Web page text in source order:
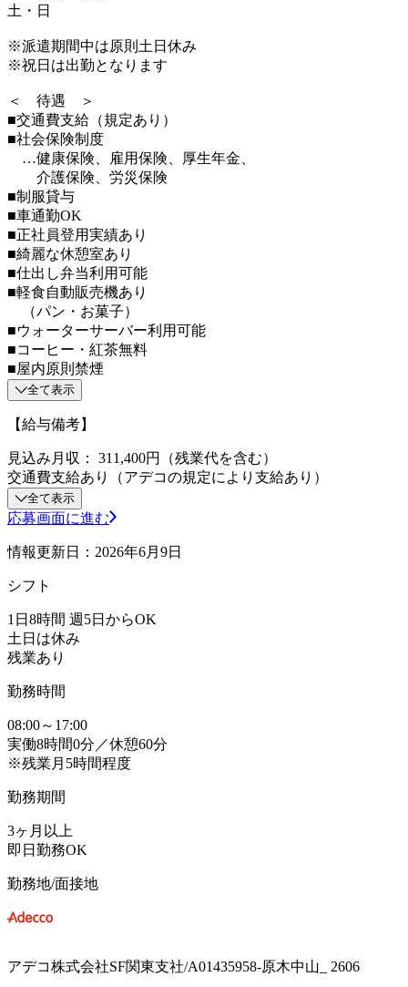
土・日
※派遣期間中は原則土日休み
※祝日は出勤となります
＜ 待遇 ＞
■交通費支給（規定あり）
■社会保険制度
…健康保険、雇用保険、厚生年金、
介護保険、労災保険
■制服貸与
■車通勤OK
■正社員登用実績あり
■綺麗な休憩室あり
■仕出し弁当利用可能
■軽食自動販売機あり
（パン・お菓子）
■ウォーターサーバー利用可能
■コーヒー・紅茶無料
■屋内原則禁煙
全て表示
【給与備考】
見込み月収： 311,400円（残業代を含む）
交通費支給あり（アデコの規定により支給あり）
全て表示
応募画面に進む
情報更新日：2026年6月9日
シフト
1日8時間 週5日からOK
土日は休み
残業あり
勤務時間
08:00～17:00
実働8時間0分／休憩60分
※残業月5時間程度
勤務期間
3ヶ月以上
即日勤務OK
勤務地/面接地
アデコ株式会社SF関東支社/A01435958-原木中山_ 2606